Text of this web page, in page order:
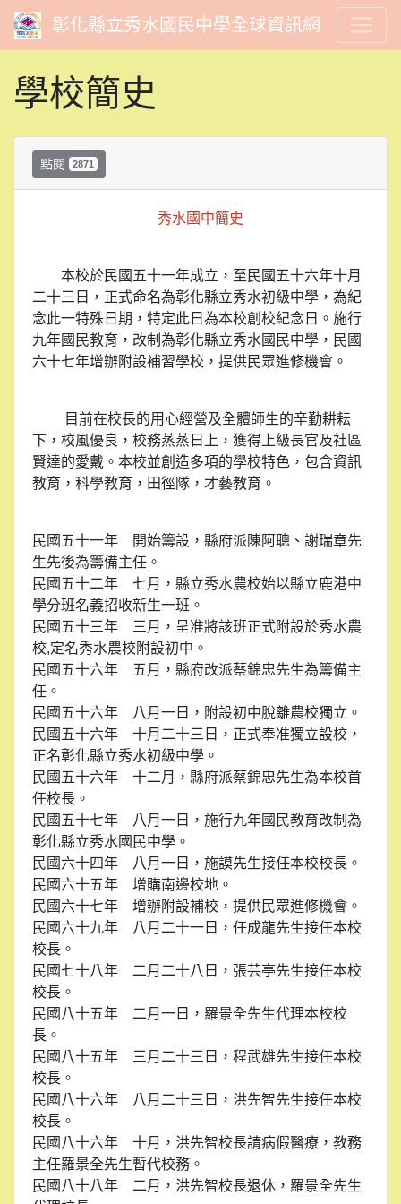
彰化縣立秀水國民中學全球資訊網
學校簡史
點閱 2871
秀水國中簡史
本校於民國五十一年成立，至民國五十六年十月
二十三日，正式命名為彰化縣立秀水初級中學，為紀
念此一特殊日期，特定此日為本校創校紀念日。施行
九年國民教育，改制為彰化縣立秀水國民中學，民國
六十七年增辦附設補習學校，提供民眾進修機會。
目前在校長的用心經營及全體師生的辛勤耕耘
下，校風優良，校務蒸蒸日上，獲得上級長官及社區
賢達的愛戴。本校並創造多項的學校特色，包含資訊
教育，科學教育，田徑隊，才藝教育。
民國五十一年 開始籌設，縣府派陳阿聰、謝瑞章先
生先後為籌備主任。
民國五十二年 七月，縣立秀水農校始以縣立鹿港中
學分班名義招收新生一班。
民國五十三年 三月，呈准將該班正式附設於秀水農
校,定名秀水農校附設初中。
民國五十六年 五月，縣府改派蔡錦忠先生為籌備主
任。
民國五十六年 八月一日，附設初中脫離農校獨立。
民國五十六年 十月二十三日，正式奉准獨立設校，
正名彰化縣立秀水初級中學。
民國五十六年 十二月，縣府派蔡錦忠先生為本校首
任校長。
民國五十七年 八月一日，施行九年國民教育改制為
彰化縣立秀水國民中學。
民國六十四年 八月一日，施謨先生接任本校校長。
民國六十五年 增購南邊校地。
民國六十七年 增辦附設補校，提供民眾進修機會。
民國六十九年 八月二十一日，任成龍先生接任本校
校長。
民國七十八年 二月二十八日，張芸亭先生接任本校
校長。
民國八十五年 二月一日，羅景全先生代理本校校
長。
民國八十五年 三月二十三日，程武雄先生接任本校
校長。
民國八十六年 八月二十三日，洪先智先生接任本校
校長。
民國八十六年 十月，洪先智校長請病假醫療，教務
主任羅景全先生暫代校務。
民國八十八年 二月，洪先智校長退休，羅景全先生